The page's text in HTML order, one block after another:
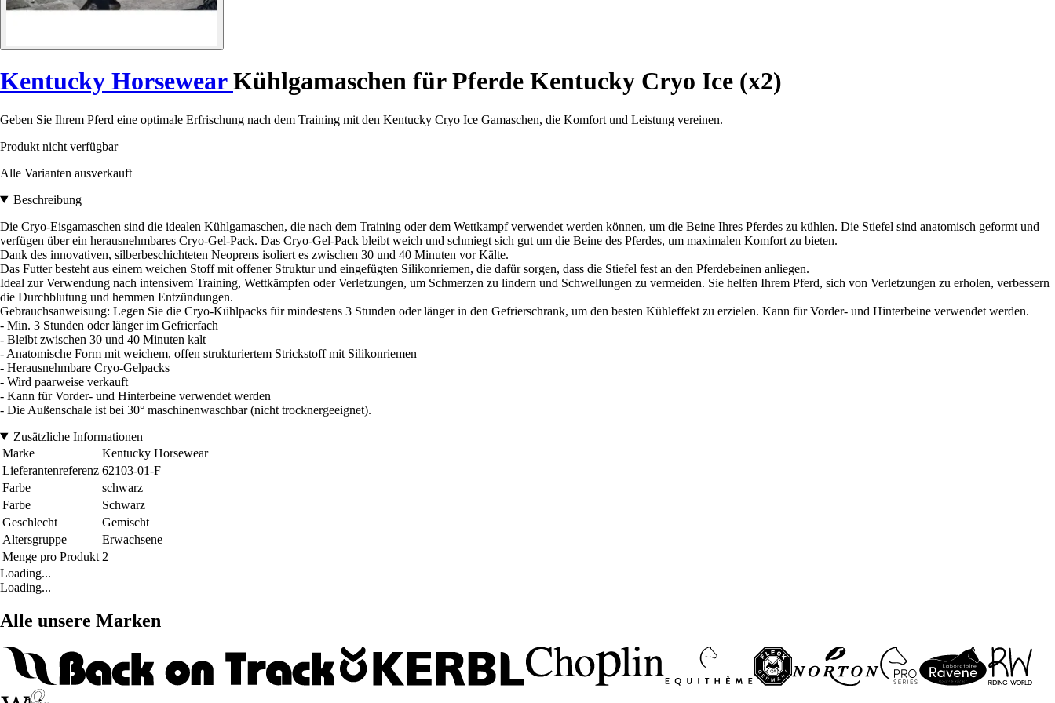
Kentucky HorsewearKühlgamaschen für Pferde Kentucky Cryo Ice (x2)
Geben Sie Ihrem Pferd eine optimale Erfrischung nach dem Training mit den Kentucky Cryo Ice Gamaschen, die Komfort und Leistung vereinen.
Produkt nicht verfügbar
Alle Varianten ausverkauft
Beschreibung
Die Cryo-Eisgamaschen sind die idealen Kühlgamaschen, die nach dem Training oder dem Wettkampf verwendet werden können, um die Beine Ihres Pferdes zu kühlen. Die Stiefel sind anatomisch geformt und
verfügen über ein herausnehmbares Cryo-Gel-Pack. Das Cryo-Gel-Pack bleibt weich und schmiegt sich gut um die Beine des Pferdes, um maximalen Komfort zu bieten.
Dank des innovativen, silberbeschichteten Neoprens isoliert es zwischen 30 und 40 Minuten vor Kälte.
Das Futter besteht aus einem weichen Stoff mit offener Struktur und eingefügten Silikonriemen, die dafür sorgen, dass die Stiefel fest an den Pferdebeinen anliegen.
Ideal zur Verwendung nach intensivem Training, Wettkämpfen oder Verletzungen, um Schmerzen zu lindern und Schwellungen zu vermeiden. Sie helfen Ihrem Pferd, sich von Verletzungen zu erholen, verbessern
die Durchblutung und hemmen Entzündungen.
Gebrauchsanweisung: Legen Sie die Cryo-Kühlpacks für mindestens 3 Stunden oder länger in den Gefrierschrank, um den besten Kühleffekt zu erzielen. Kann für Vorder- und Hinterbeine verwendet werden.
- Min. 3 Stunden oder länger im Gefrierfach
- Bleibt zwischen 30 und 40 Minuten kalt
- Anatomische Form mit weichem, offen strukturiertem Strickstoff mit Silikonriemen
- Herausnehmbare Cryo-Gelpacks
- Wird paarweise verkauft
- Kann für Vorder- und Hinterbeine verwendet werden
- Die Außenschale ist bei 30° maschinenwaschbar (nicht trocknergeeignet).
Zusätzliche Informationen
Marke
Kentucky Horsewear
Lieferantenreferenz 62103-01-F
Farbe
schwarz
Farbe
Schwarz
Geschlecht
Gemischt
Altersgruppe
Erwachsene
Menge pro Produkt 2
Loading...
Loading...
Alle unsere Marken